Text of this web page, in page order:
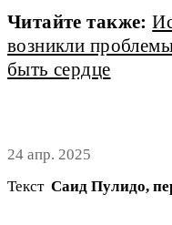
Читайте также:
возникли
быть сердце
24 апр. 2025
Текст Саид Пулидо,